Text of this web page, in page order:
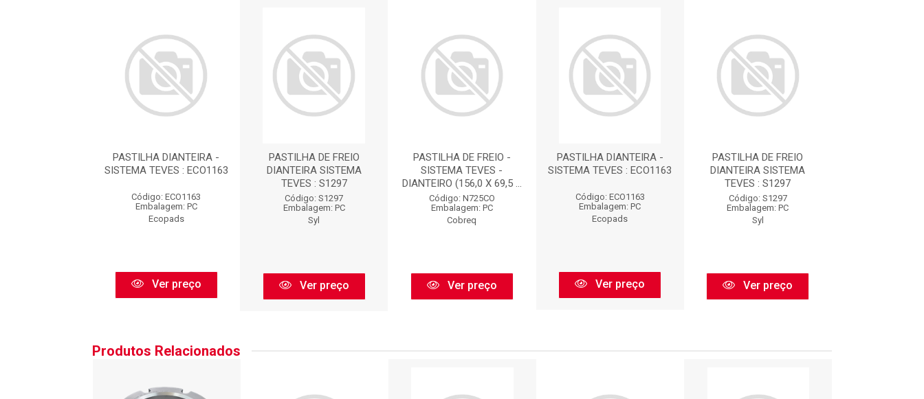
PASTILHA DIANTEIRA -
SISTEMA TEVES : ECO1163
Código: ECO1163
Embalagem: PC
Ecopads
Ver preço
PASTILHA DE FREIO
DIANTEIRA SISTEMA
TEVES : S1297
Código: S1297
Embalagem: PC
Syl
Ver preço
PASTILHA DE FREIO -
SISTEMA TEVES -
DIANTEIRO (156,0 X 69,5 ...
Código: N725CO
Embalagem: PC
Cobreq
Ver preço
PASTILHA DIANTEIRA -
SISTEMA TEVES : ECO1163
Código: ECO1163
Embalagem: PC
Ecopads
Ver preço
PASTILHA DE FREIO
DIANTEIRA SISTEMA
TEVES : S1297
Código: S1297
Embalagem: PC
Syl
Ver preço
Produtos Relacionados